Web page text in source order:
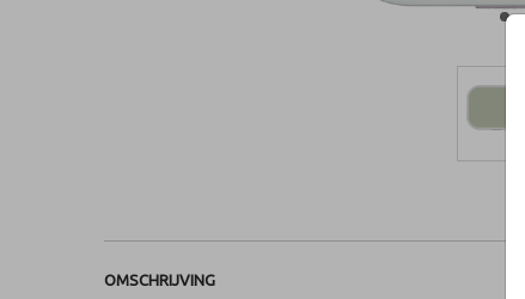
OMSCHRIJVING